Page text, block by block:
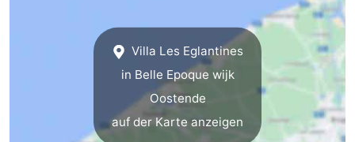
Villa Les Eglantines
in Belle Epoque wijk
Oostende
auf der Karte anzeigen